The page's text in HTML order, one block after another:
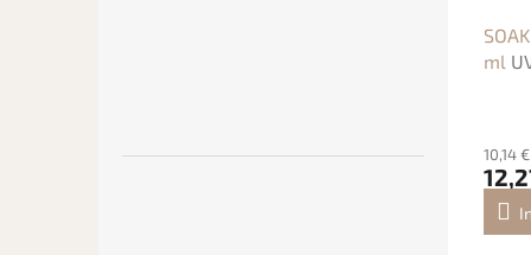
ml
10,14